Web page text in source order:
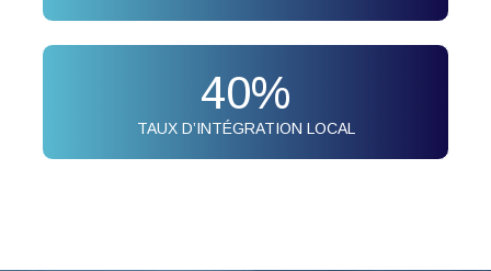
40%
TAUX D’INTÉGRATION LOCAL